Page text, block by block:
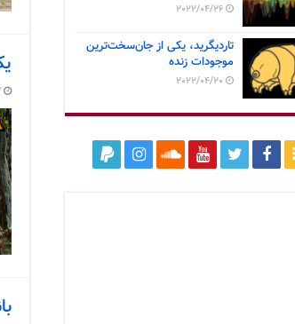
یک
2022/04/26
تاردیگرید، یکی از جان‌سخت‌ترین
موجودات زنده
2022/04/20